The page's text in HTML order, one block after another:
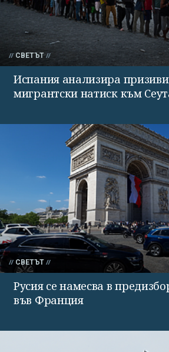
СВЕТЪТ
Испания анализира
мигрантски натиск към
СВЕТЪТ
Русия се намесва в
във Франция